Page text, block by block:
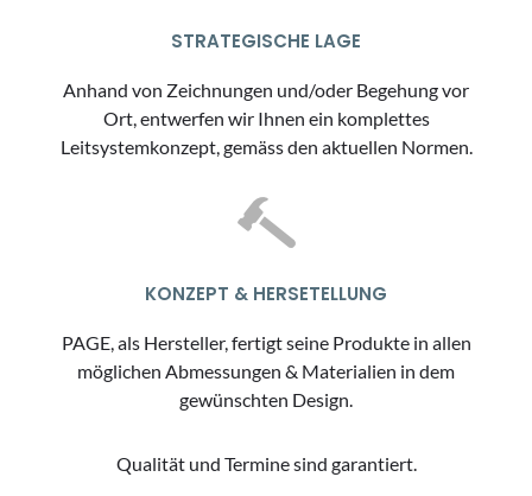
STRATEGISCHE LAGE
Anhand von Zeichnungen und/oder Begehung vor
Ort, entwerfen wir Ihnen ein komplettes
Leitsystemkonzept, gemäss den aktuellen Normen.
KONZEPT & HERSETELLUNG
PAGE, als Hersteller, fertigt seine Produkte in allen
möglichen Abmessungen & Materialien in dem
gewünschten Design.
Qualität und Termine sind garantiert.